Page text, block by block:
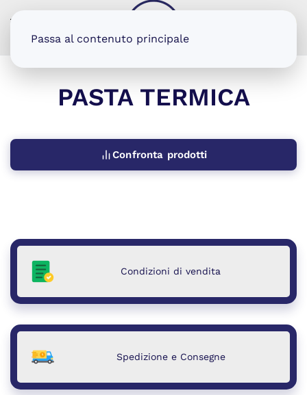
Passa al contenuto principale
PASTA TERMICA
Confronta prodotti
Condizioni di vendita
Spedizione e Consegne